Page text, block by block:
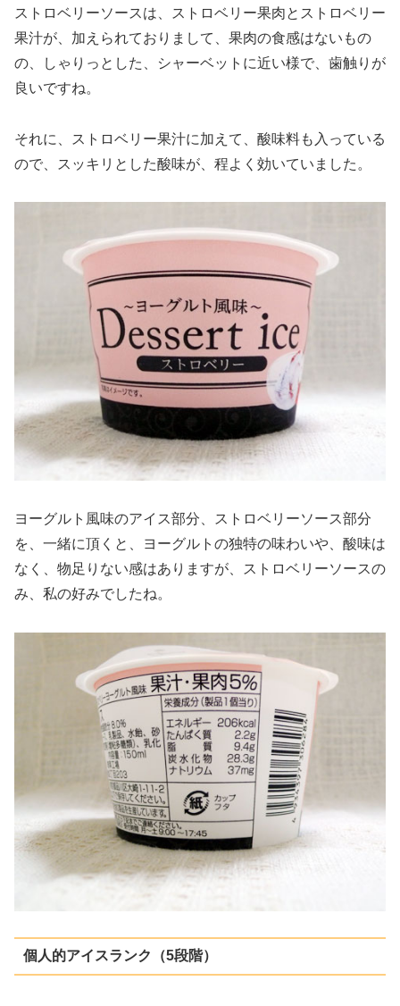
ストロベリーソースは、ストロベリー果肉とストロベリー
果汁が、加えられておりまして、果肉の食感はないもの
の、しゃりっとした、シャーベットに近い様で、歯触りが
良いですね。
それに、ストロベリー果汁に加えて、酸味料も入っている
ので、スッキリとした酸味が、程よく効いていました。
ヨーグルト風味のアイス部分、ストロベリーソース部分
を、一緒に頂くと、ヨーグルトの独特の味わいや、酸味は
なく、物足りない感はありますが、ストロベリーソースの
み、私の好みでしたね。
個人的アイスランク（5段階）